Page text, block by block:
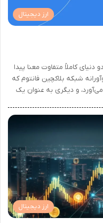
ارز دیجیتال
کاملاً متفاوت معنا پیدا
شبکه بلاکچین فانتوم که
و دیگری به عنوان یک
ارز دیجیتال